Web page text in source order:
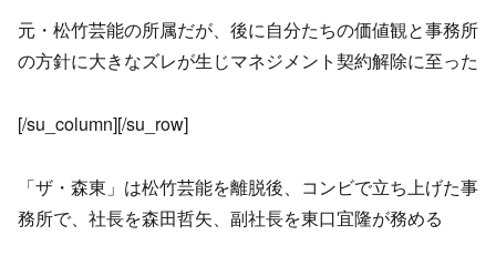
元・松竹芸能の所属だが、後に自分たちの価値観と事務所
の方針に大きなズレが生じマネジメント契約解除に至った
[/su_column][/su_row]
「ザ・森東」は松竹芸能を離脱後、コンビで立ち上げた事
務所で、社長を森田哲矢、副社長を東口宜隆が務める